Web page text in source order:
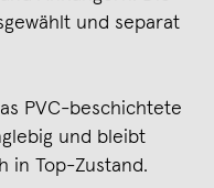
und separat
PVC-beschichtete
und bleibt
in Top-Zustand.